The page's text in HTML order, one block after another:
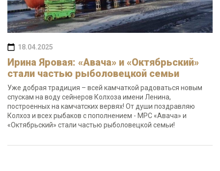
18.04.2025
Ирина Яровая: «Авача» и «Октябрьский»
стали частью рыболовецкой семьи
Уже добрая традиция – всей камчаткой радоваться новым
спускам на воду сейнеров Колхоза имени Ленина,
построенных на камчатских вервях! От души поздравляю
Колхоз и всех рыбаков с пополнением - МРС «Авача» и
«Октябрьский» стали частью рыболовецкой семьи!